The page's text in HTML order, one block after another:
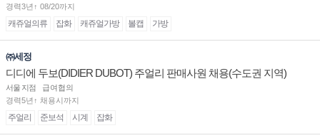
경력3년↑ 08/20까지
캐쥬얼의류 잡화 캐쥬얼가방 볼캡 가방
㈜세정
디디에 두보(DIDIER DUBOT) 주얼리 판매사원 채용(수도권 지역)
서울 지점
급여협의
경력5년↑ 채용시까지
주얼리 준보석 시계 잡화